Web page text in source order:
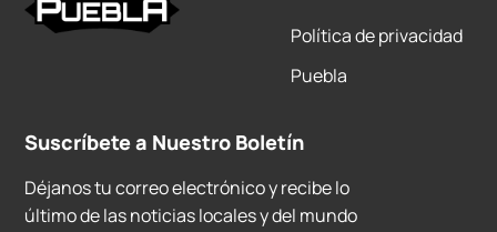
Política de privacidad
Puebla
Suscríbete a Nuestro Boletín
Déjanos tu correo electrónico y recibe lo
último de las noticias locales y del mundo